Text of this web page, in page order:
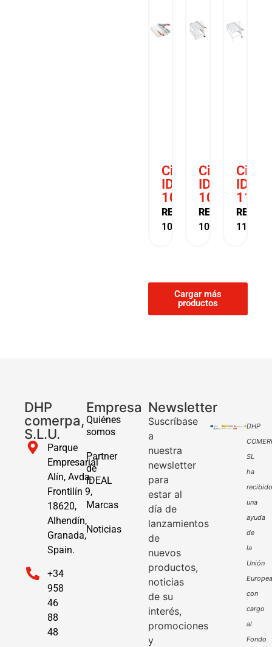
Cizalla
IDEAL
1058
REF:
10581000
Cizalla
IDEAL
1080
REF:
10801100
IDEAL
1110
REF:
Cargar más
productos
DHP
comerpa,
S.L.U.
Parque
Empresarial
Alín, Avda.
Frontilín 9,
18620,
Alhendín,
Granada,
Spain.
+34
958
46
88
48
Empresa
Quiénes
somos
Partner
de
IDEAL
Marcas
Noticias
Newsletter
Suscríbase
a
nuestra
newsletter
para
estar al
día de
lanzamientos
de
nuevos
productos,
noticias
de su
interés,
promociones
y
DHP
SL
ha
recibido
una
ayuda
de
la
Unión
Europea
con
cargo
al
Fondo